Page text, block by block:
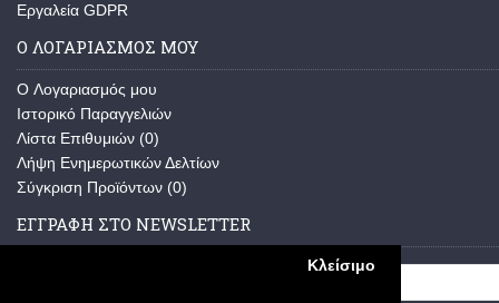
Κλείσιμο
Εργαλεία GDPR
Ο ΛΟΓΑΡΙΑΣΜΌΣ ΜΟΥ
O Λογαριασμός μου
Ιστορικό Παραγγελιών
Λίστα Επιθυμιών (0)
Λήψη Ενημερωτικών Δελτίων
Σύγκριση Προϊόντων (0)
ΕΓΓΡΑΦΉ ΣΤΟ NEWSLETTER